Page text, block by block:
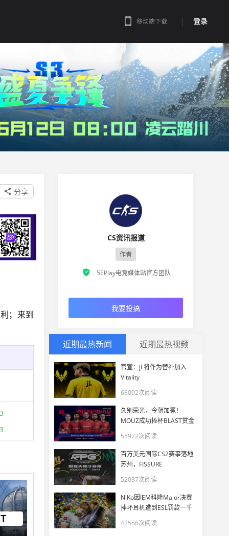
登录
移动端下载
 分享
；来到
CS资讯报道
作者
 5EPlay电竞媒体站官方团队
我要投搞
近期最热新闻 近期最热视频
官宣：jL将作为替补加入
Vitality
63092次阅读
久别荣光，今朝加冕！
MOUZ成功捧杯BLAST赏金
赛S2 2026
55972次阅读
百万美元国际CS2赛事落地
苏州，FISSURE
PLAYGROUND 3正式官宣
52037次阅读
NiKo因IEM科隆Major决赛
摔坏耳机遭到ESL罚款一千
42556次阅读